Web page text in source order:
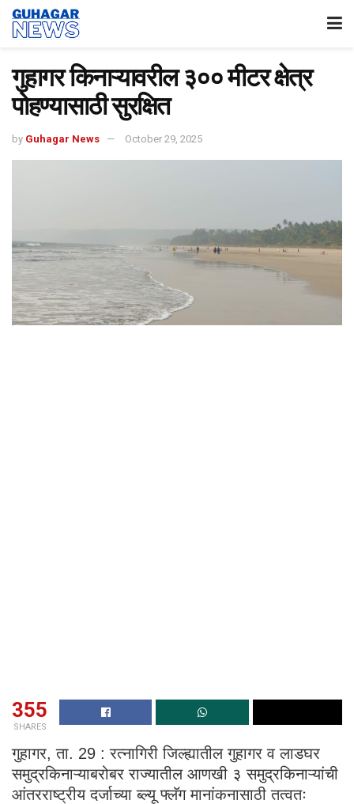
गुहागर किनाऱ्यावरील ३०० मीटर क्षेत्र
पोहण्यासाठी सुरक्षित
by Guhagar News October 29, 2025
355
SHARES
गुहागर, ता. 29 : रत्नागिरी जिल्ह्यातील गुहागर व लाडघर
समुद्रकिनाऱ्याबरोबर राज्यातील आणखी ३ समुद्रकिनाऱ्यांची
आंतरराष्ट्रीय दर्जाच्या ब्ल्यू फ्लॅग मानांकनासाठी तत्वतः